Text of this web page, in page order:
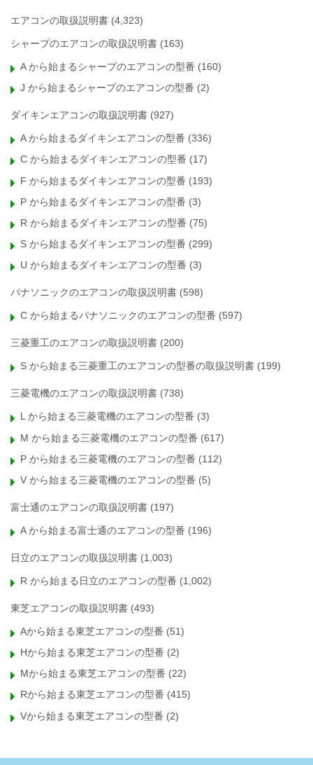
エアコンの取扱説明書 (4,323)
シャープのエアコンの取扱説明書 (163)
A から始まるシャープのエアコンの型番 (160)
J から始まるシャープのエアコンの型番 (2)
ダイキンエアコンの取扱説明書 (927)
A から始まるダイキンエアコンの型番 (336)
C から始まるダイキンエアコンの型番 (17)
F から始まるダイキンエアコンの型番 (193)
P から始まるダイキンエアコンの型番 (3)
R から始まるダイキンエアコンの型番 (75)
S から始まるダイキンエアコンの型番 (299)
U から始まるダイキンエアコンの型番 (3)
パナソニックのエアコンの取扱説明書 (598)
C から始まるパナソニックのエアコンの型番 (597)
三菱重工のエアコンの取扱説明書 (200)
S から始まる三菱重工のエアコンの型番の取扱説明書 (199)
三菱電機のエアコンの取扱説明書 (738)
L から始まる三菱電機のエアコンの型番 (3)
M から始まる三菱電機のエアコンの型番 (617)
P から始まる三菱電機のエアコンの型番 (112)
V から始まる三菱電機のエアコンの型番 (5)
富士通のエアコンの取扱説明書 (197)
A から始まる富士通のエアコンの型番 (196)
日立のエアコンの取扱説明書 (1,003)
R から始まる日立のエアコンの型番 (1,002)
東芝エアコンの取扱説明書 (493)
Aから始まる東芝エアコンの型番 (51)
Hから始まる東芝エアコンの型番 (2)
Mから始まる東芝エアコンの型番 (22)
Rから始まる東芝エアコンの型番 (415)
Vから始まる東芝エアコンの型番 (2)